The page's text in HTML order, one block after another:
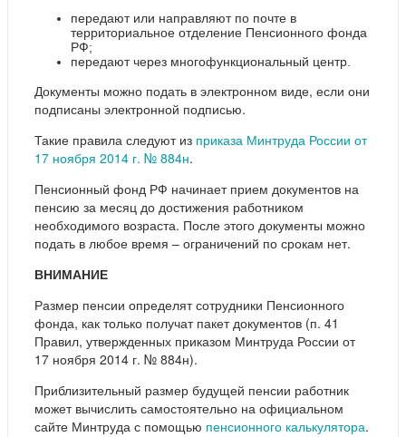
передают или направляют по почте в
территориальное отделение Пенсионного фонда
РФ;
передают через многофункциональный центр.
Документы можно подать в электронном виде, если они
подписаны электронной подписью.
Такие правила следуют из приказа Минтруда России от
17 ноября 2014 г. № 884н.
Пенсионный фонд РФ начинает прием документов на
пенсию за месяц до достижения работником
необходимого возраста. После этого документы можно
подать в любое время – ограничений по срокам нет.
ВНИМАНИЕ
Размер пенсии определят сотрудники Пенсионного
фонда, как только получат пакет документов (п. 41
Правил, утвержденных приказом Минтруда России от
17 ноября 2014 г. № 884н).
Приблизительный размер будущей пенсии работник
может вычислить самостоятельно на официальном
сайте Минтруда с помощью пенсионного калькулятора.